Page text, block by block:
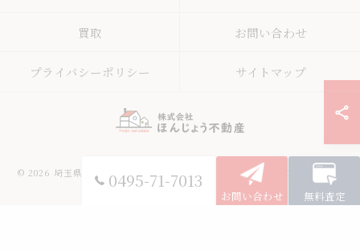
0495-71-7013
お問い合わせ 無料査定
買取 お問い合わせ
プライバシーポリシー サイトマップ
© 2026 埼玉県本庄の不動産なら株式会社ほんじょう不動産 ALL RIGHTS
RESERVED.